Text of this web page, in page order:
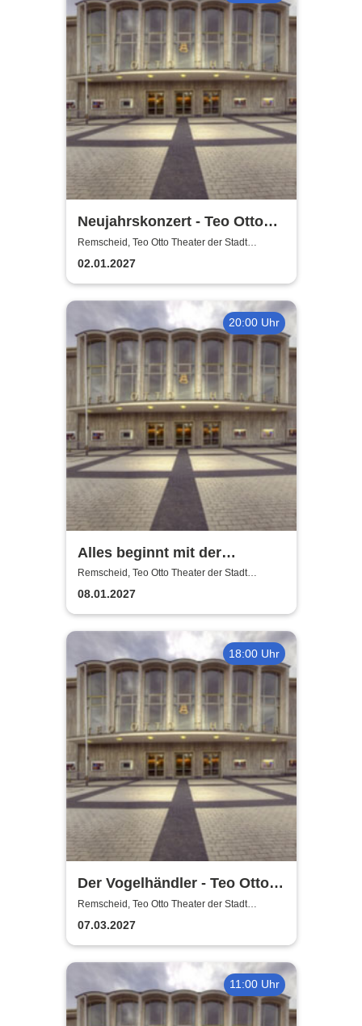
Neujahrskonzert - Teo Otto
Theater der Stadt Remscheid
Remscheid, Teo Otto Theater der Stadt
Remscheid
02.01.2027
20:00 Uhr
Alles beginnt mit der
Sehnsucht - Teo Otto Theater
Remscheid, Teo Otto Theater der Stadt
Remscheid
08.01.2027
18:00 Uhr
Der Vogelhändler - Teo Otto
Theater der Stadt Remscheid
Remscheid, Teo Otto Theater der Stadt
Remscheid
07.03.2027
11:00 Uhr